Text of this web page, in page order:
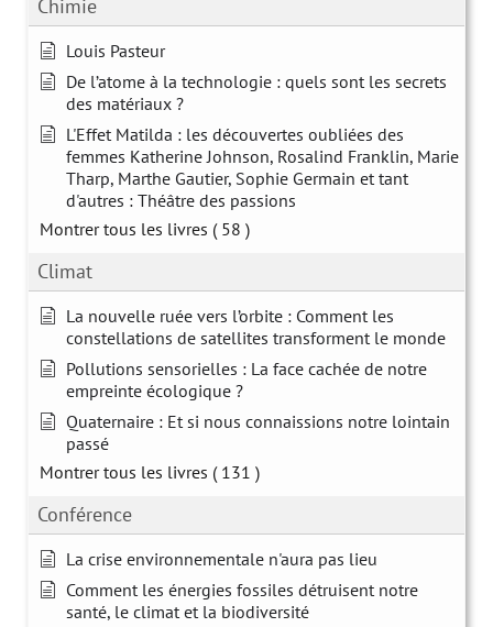
Chimie
Louis Pasteur
De l’atome à la technologie : quels sont les secrets
des matériaux ?
L'Effet Matilda : les découvertes oubliées des
femmes Katherine Johnson, Rosalind Franklin, Marie
Tharp, Marthe Gautier, Sophie Germain et tant
d'autres : Théâtre des passions
Montrer tous les livres ( 58 )
Climat
La nouvelle ruée vers l’orbite : Comment les
constellations de satellites transforment le monde
Pollutions sensorielles : La face cachée de notre
empreinte écologique ?
Quaternaire : Et si nous connaissions notre lointain
passé
Montrer tous les livres ( 131 )
Conférence
La crise environnementale n'aura pas lieu
Comment les énergies fossiles détruisent notre
santé, le climat et la biodiversité